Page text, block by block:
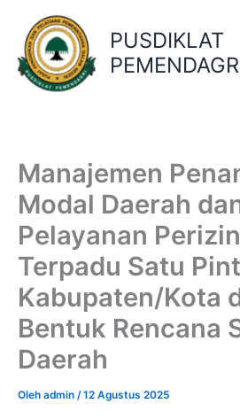
konten
PUSDIKLAT
Manajemen
Modal Daerah
Pelayanan
Terpadu Satu
Kabupaten/Kota
Bentuk Rencana
Daerah
Oleh admin /12 Agustus 2025